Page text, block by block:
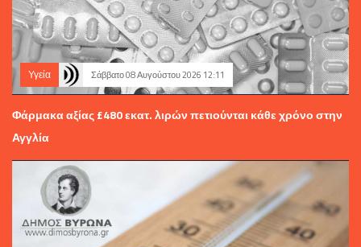
Υγεία Σάββατο 08 Αυγούστου 2026 12:11
Φάρμακα αξίας £480 εκατ. λιρών πετιούνται κάθε χρόνο στην
Αγγλία